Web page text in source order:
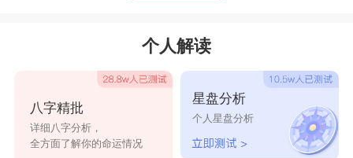
婪瘾
沉世 過客 酒糜
信马
意迟
乏味. 放鶴.
个人解读
八字精批
详细八字分析，
全方面了解你的命运情况
星盘分析
个人星盘分析